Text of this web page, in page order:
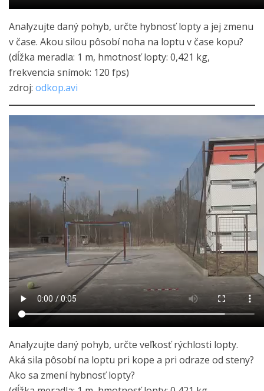
Analyzujte daný pohyb, určte hybnosť lopty a jej zmenu
v čase. Akou silou pôsobí noha na loptu v čase kopu?
(dĺžka meradla: 1 m, hmotnosť lopty: 0,421 kg,
frekvencia snímok: 120 fps)
zdroj: odkop.avi
Analyzujte daný pohyb, určte veľkosť rýchlosti lopty.
Aká sila pôsobí na loptu pri kope a pri odraze od steny?
Ako sa zmení hybnosť lopty?